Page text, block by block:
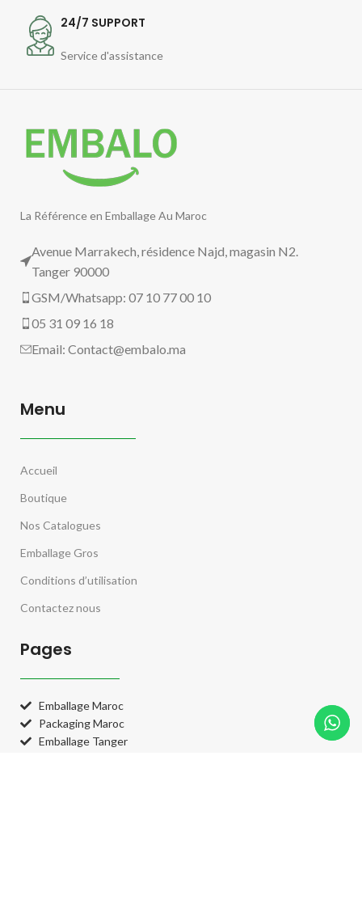
24/7 SUPPORT
Service d'assistance
La Référence en Emballage Au Maroc
Avenue Marrakech, résidence Najd, magasin N2.
Tanger 90000
GSM/Whatsapp: 07 10 77 00 10
05 31 09 16 18
Email:Contact@embalo.ma
Menu
Accueil
Boutique
Nos Catalogues
Emballage Gros
Conditions d’utilisation
Contactez nous
Pages
Emballage Maroc
Packaging Maroc
Emballage Tanger